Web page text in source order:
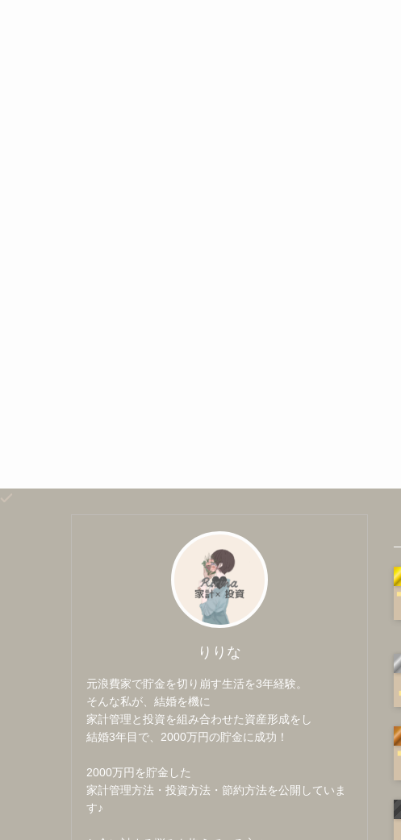
りりな
元浪費家で貯金を切り崩す生活を3年経験。
そんな私が、結婚を機に
家計管理と投資を組み合わせた資産形成をし
結婚3年目で、2000万円の貯金に成功！
2000万円を貯金した
家計管理方法・投資方法・節約方法を公開していま
す♪